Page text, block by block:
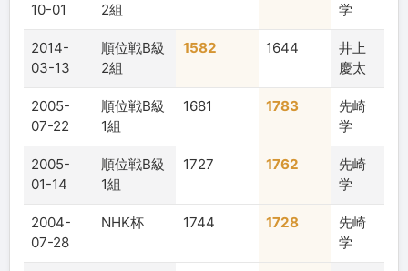
10-01
2組
学
2014-
03-13
順位戦B級
2組
1582 1644
井上
慶太
2005-
07-22
順位戦B級
1組
1681 1783
先崎
学
2005-
01-14
順位戦B級
1組
1727 1762
先崎
学
2004-
07-28
NHK杯 1744 1728
先崎
学